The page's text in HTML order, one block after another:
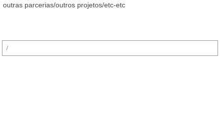
outras parcerias/outros projetos/etc-etc
Pesquisar